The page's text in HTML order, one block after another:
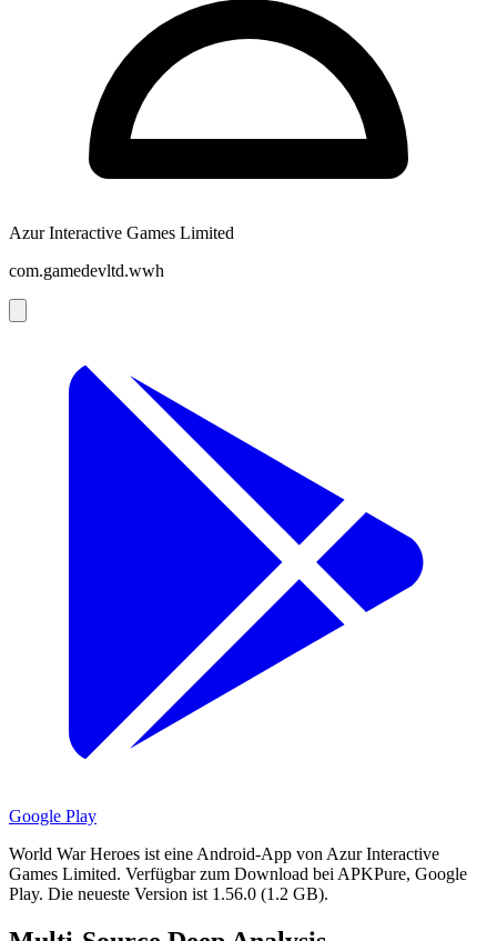
Azur Interactive Games Limited
com.gamedevltd.wwh
Google Play
World War Heroes ist eine Android-App von Azur Interactive
Games Limited. Verfügbar zum Download bei APKPure, Google
Play. Die neueste Version ist 1.56.0 (1.2 GB).